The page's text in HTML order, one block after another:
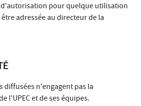
pour quelque utilisation
adressée au directeur de la
diffusées n'engagent pas la
l'UPEC et de ses équipes.